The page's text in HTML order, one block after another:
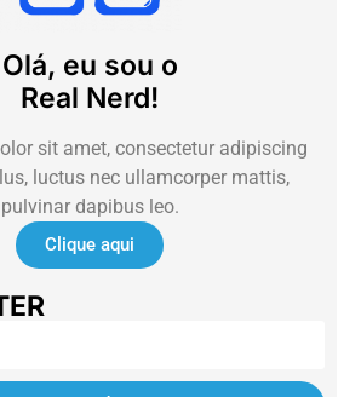
Olá, eu sou o
Real Nerd!
sit amet, consectetur adipiscing
luctus nec ullamcorper mattis,
pulvinar dapibus leo.
Clique aqui